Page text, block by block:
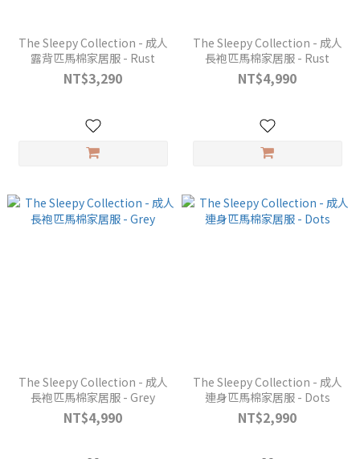
The Sleepy Collection - 成人
露背匹馬棉家居服 - Rust
NT$3,290
The Sleepy Collection - 成人
長袍匹馬棉家居服 - Rust
NT$4,990
The Sleepy Collection - 成人
長袍匹馬棉家居服 - Grey
NT$4,990
The Sleepy Collection - 成人
連身匹馬棉家居服 - Dots
NT$2,990